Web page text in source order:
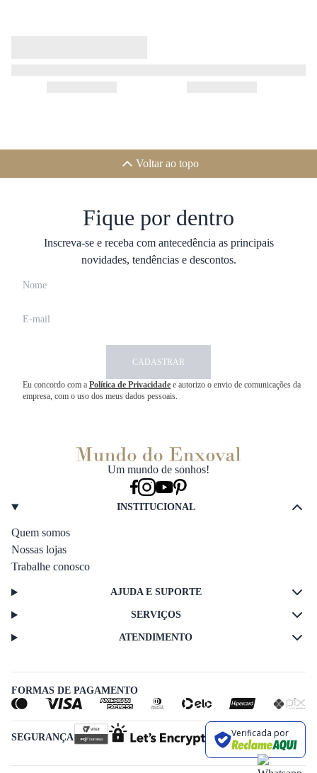
Voltar ao topo
Fique por dentro
Inscreva-se e receba com antecedência as principais
novidades, tendências e descontos.
CADASTRAR
Eu concordo com a Política de Privacidade e autorizo o envio de comunicações da
empresa, com o uso dos meus dados pessoais.
Um mundo de sonhos!
INSTITUCIONAL
Quem somos
Nossas lojas
Trabalhe conosco
AJUDA E SUPORTE
SERVIÇOS
ATENDIMENTO
FORMAS DE PAGAMENTO
SEGURANÇA Verificada por